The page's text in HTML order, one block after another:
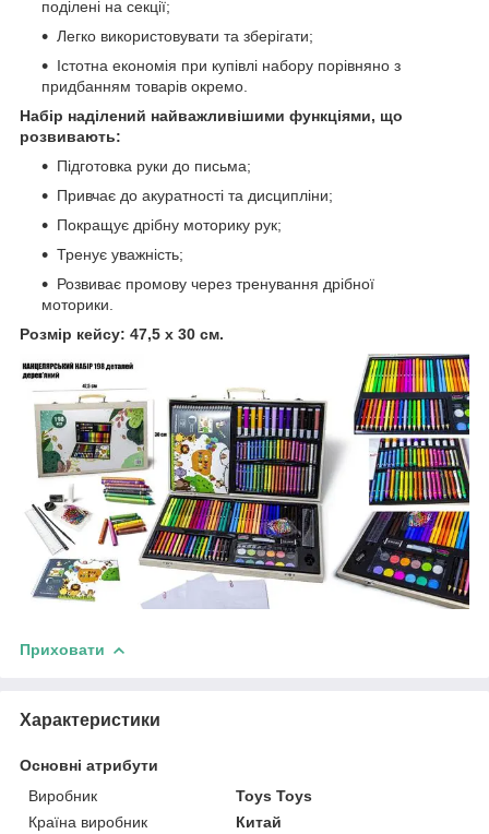
поділені на секції;
Легко використовувати та зберігати;
Істотна економія при купівлі набору порівняно з
придбанням товарів окремо.
Набір наділений найважливішими функціями, що
розвивають:
Підготовка руки до письма;
Привчає до акуратності та дисципліни;
Покращує дрібну моторику рук;
Тренує уважність;
Розвиває промову через тренування дрібної
моторики.
Розмір кейсу: 47,5 х 30 см.
Приховати
Характеристики
Основні атрибути
Виробник
Toys Toys
Країна виробник
Китай